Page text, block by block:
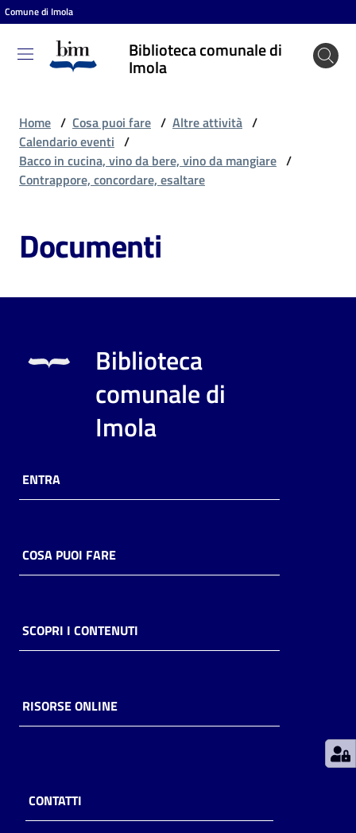
Vai al contenuto
Vai alla navigazione
Vai al footer
Comune di Imola
Biblioteca comunale di
Imola
Biblioteca
comunale
Entra
Cosa
puoi
Archivio
Decentrate
lettura
Home / Cosa puoi fare / Altre attività /
Calendario eventi /
Bacco in cucina, vino da bere, vino da mangiare /
Contrappore, concordare, esaltare
Documenti
Biblioteca
comunale di
Imola
ENTRA
COSA PUOI FARE
SCOPRI I CONTENUTI
RISORSE ONLINE
CONTATTI